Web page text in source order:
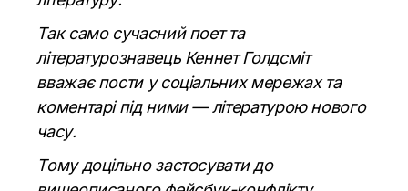
Так само сучасний поет та
літературознавець КеннетГолдсміт
вважає пости у соціальних мережах та
коментарі під ними — літературою нового
часу.
Тому доцільно застосувати до